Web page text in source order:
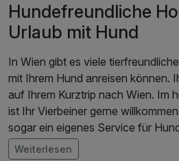
Hundefreundliche
Urlaub mit Hund
In Wien gibt es viele
mit Ihrem Hund anreisen können.
auf Ihrem Kurztrip nach Wien. Im
ist Ihr Vierbeiner gerne
sogar ein eigenes Service für
ist Ihr Hund sogar gratis und
Weiterlesen